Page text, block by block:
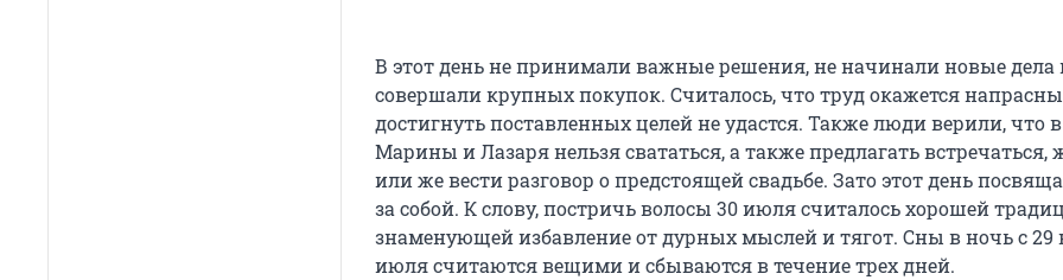
В этот день не принимали важные решения, не начинали новые дела
совершали крупных покупок. Считалось, что труд окажется
достигнуть поставленных целей не удастся. Также люди верили, что
Марины и Лазаря нельзя свататься, а также предлагать встречаться,
или же вести разговор о предстоящей свадьбе. Зато этот день
за собой. К слову, постричь волосы 30 июля считалось хорошей
знаменующей избавление от дурных мыслей и тягот. Сны в ночь с 29
июля считаются вещими и сбываются в течение трех дней.